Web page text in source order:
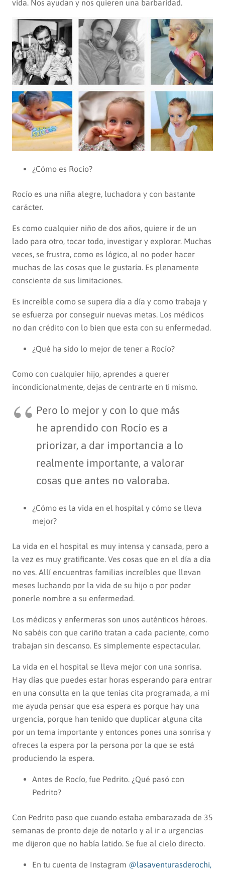
vida. Nos ayudan y nos quieren una barbaridad.
¿Cómo es Rocío?
Rocío es una niña alegre, luchadora y con bastante
carácter.
Es como cualquier niño de dos años, quiere ir de un
lado para otro, tocar todo, investigar y explorar. Muchas
veces, se frustra, como es lógico, al no poder hacer
muchas de las cosas que le gustaría. Es plenamente
consciente de sus limitaciones.
Es increíble como se supera día a día y como trabaja y
se esfuerza por conseguir nuevas metas. Los médicos
no dan crédito con lo bien que esta con su enfermedad.
¿Qué ha sido lo mejor de tener a Rocío?
Como con cualquier hijo, aprendes a querer
incondicionalmente, dejas de centrarte en ti mismo.
Pero lo mejor y con lo que más
he aprendido con Rocío es a
priorizar, a dar importancia a lo
realmente importante, a valorar
cosas que antes no valoraba.
¿Cómo es la vida en el hospital y cómo se lleva
mejor?
La vida en el hospital es muy intensa y cansada, pero a
la vez es muy gratificante. Ves cosas que en el día a día
no ves. Allí encuentras familias increíbles que llevan
meses luchando por la vida de su hijo o por poder
ponerle nombre a su enfermedad.
Los médicos y enfermeras son unos auténticos héroes.
No sabéis con que cariño tratan a cada paciente, como
trabajan sin descanso. Es simplemente espectacular.
La vida en el hospital se lleva mejor con una sonrisa.
Hay días que puedes estar horas esperando para entrar
en una consulta en la que tenías cita programada, a mi
me ayuda pensar que esa espera es porque hay una
urgencia, porque han tenido que duplicar alguna cita
por un tema importante y entonces pones una sonrisa y
ofreces la espera por la persona por la que se está
produciendo la espera.
Antes de Rocío, fue Pedrito. ¿Qué pasó con
Pedrito?
Con Pedrito paso que cuando estaba embarazada de 35
semanas de pronto deje de notarlo y al ir a urgencias
me dijeron que no había latido. Se fue al cielo directo.
En tu cuenta de Instagram @lasaventurasderochi,